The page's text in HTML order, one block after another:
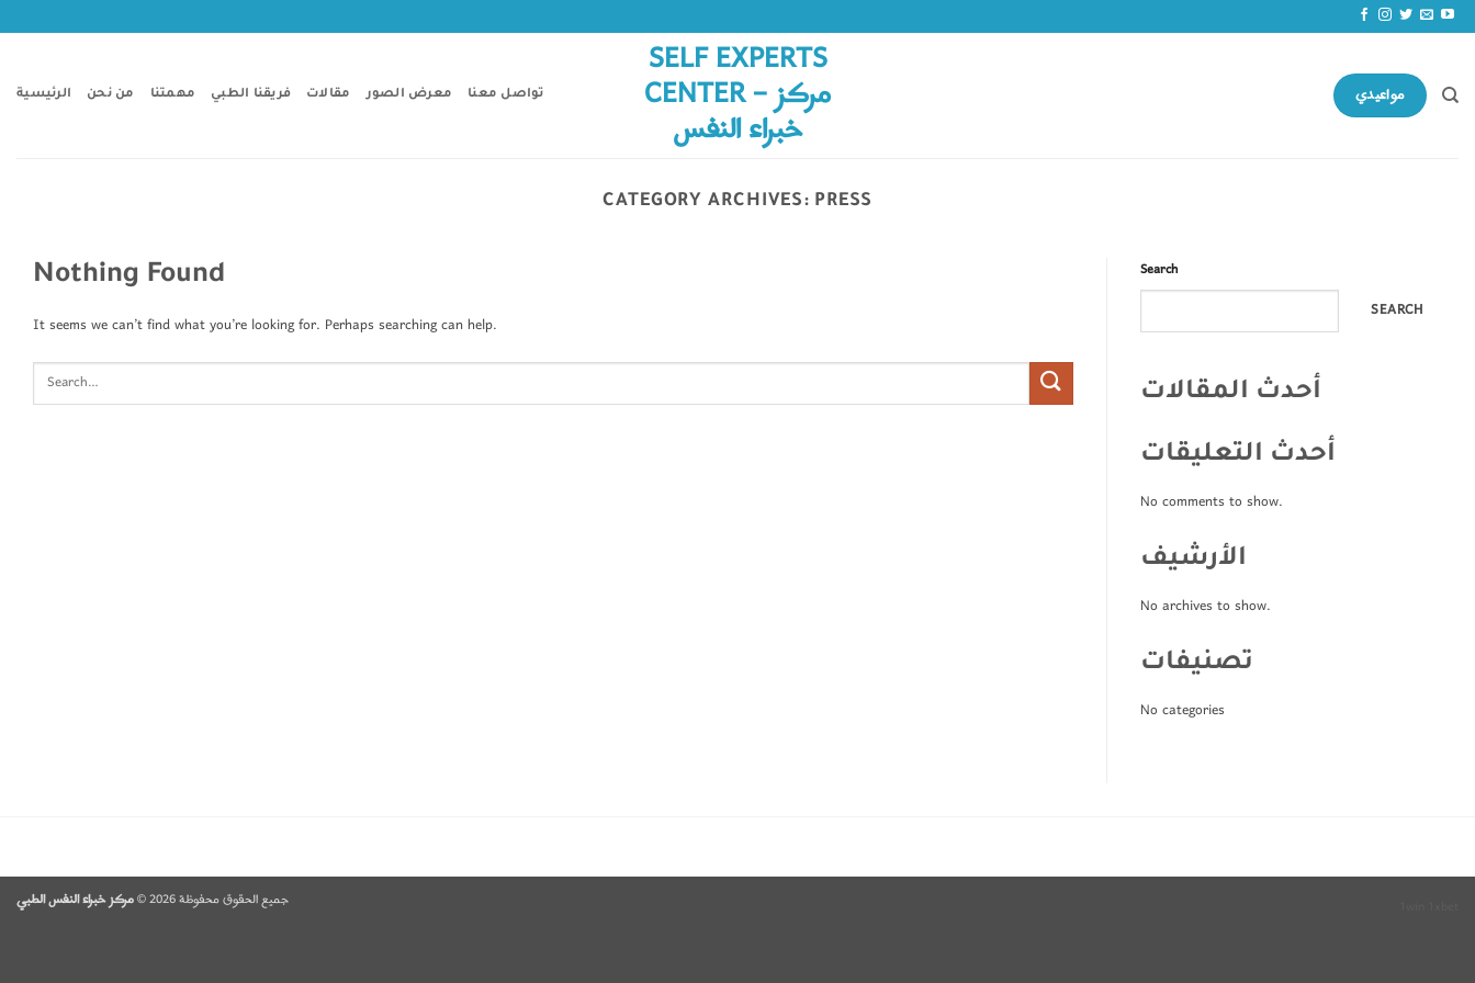
to
SELF EXPERTS
CENTER – مركز
خبراء النفس
الرئيسية من نحن مهمتنا فريقنا الطبي مقالات معرض الصور تواصل معنا مواعيدي
CATEGORY ARCHIVES: PRESS
Nothing Found
It seems we can’t find what you’re looking for. Perhaps searching can help.
Search
SEARCH
أحدث المقالات
أحدث التعليقات
No comments to show.
الأرشيف
No archives to show.
تصنيفات
No categories
جميع الحقوق محفوظة 2026 © مركز خبراء النفس الطبي